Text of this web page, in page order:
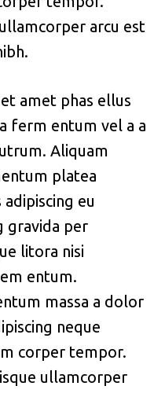
arcu est
amet phas ellus
ferm entum vel a a
Aliquam
platea
eu
gravida per
litora nisi
entum.
massa a dolor
neque
corper tempor.
ullamcorper